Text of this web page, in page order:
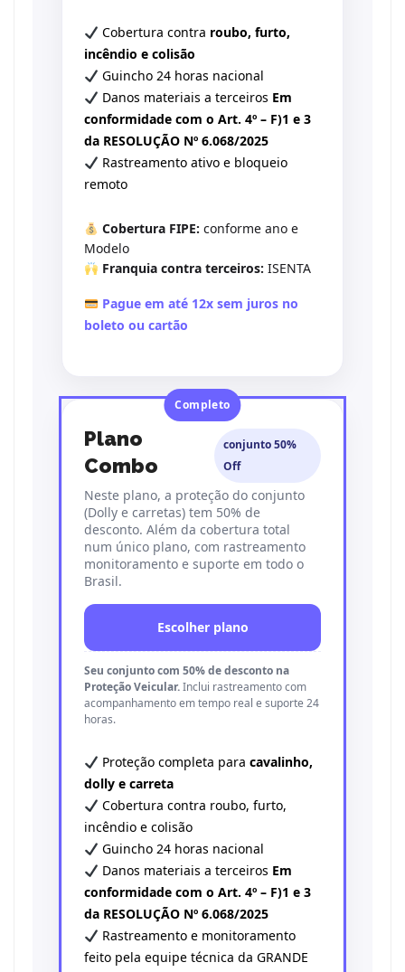
Cobertura contra roubo, furto,
incêndio e colisão
Guincho 24 horas nacional
Danos materiais a terceiros Em
conformidade com o Art. 4º – F)1 e 3
da RESOLUÇÃO Nº 6.068/2025
Rastreamento ativo e bloqueio
remoto
Cobertura FIPE: conforme ano e
Modelo
Franquia contra terceiros: ISENTA
Pague em até 12x sem juros no
boleto ou cartão
Completo
Plano
Combo
conjunto 50%
Off
Neste plano, a proteção do conjunto
(Dolly e carretas) tem 50% de
desconto. Além da cobertura total
num único plano, com rastreamento
monitoramento e suporte em todo o
Brasil.
Escolher plano
Seu conjunto com 50% de desconto na
Proteção Veicular.Inclui rastreamento com
acompanhamento em tempo real e suporte 24
horas.
Proteção completa para cavalinho,
dolly e carreta
Cobertura contra roubo, furto,
incêndio e colisão
Guincho 24 horas nacional
Danos materiais a terceiros Em
conformidade com o Art. 4º – F)1 e 3
da RESOLUÇÃO Nº 6.068/2025
Rastreamento e monitoramento
feito pela equipe técnica da GRANDE